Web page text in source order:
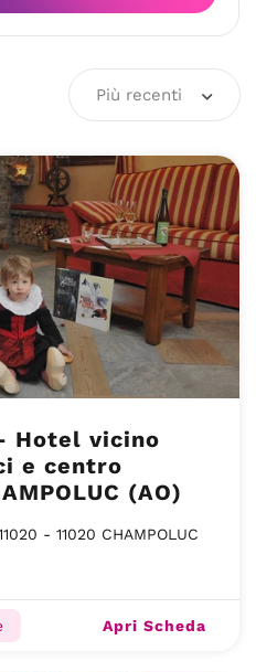
Più recenti
Hotel vicino
e centro
(AO)
- 11020 CHAMPOLUC
Apri Scheda